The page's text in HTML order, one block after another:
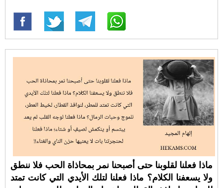
ماذا فعلنا لقلوبنا حتى أصبحنا نمر بمحاذاة الحب فلا ننطق
ولا يسعفنا الكلام؟ ماذا فعلنا لتلك الأيدي التي كانت تمتد